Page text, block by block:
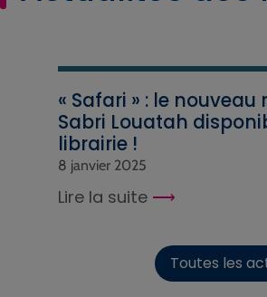
« Safari » : le
Sabri Louatah
librairie !
8 janvier 2025
Lire la suite
Toutes les